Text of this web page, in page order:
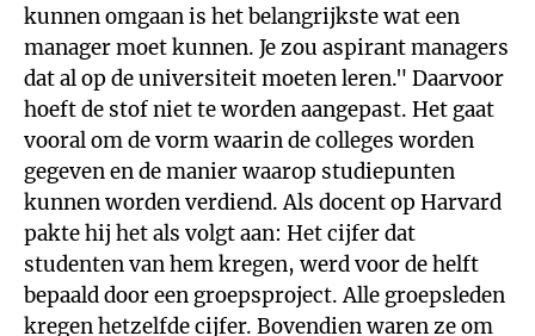
kunnen omgaan is het belangrijkste wat een
manager moet kunnen. Je zou aspirant managers
dat al op de universiteit moeten leren." Daarvoor
hoeft de stof niet te worden aangepast. Het gaat
vooral om de vorm waarin de colleges worden
gegeven en de manier waarop studiepunten
kunnen worden verdiend. Als docent op Harvard
pakte hij het als volgt aan: Het cijfer dat
studenten van hem kregen, werd voor de helft
bepaald door een groepsproject. Alle groepsleden
kregen hetzelfde cijfer. Bovendien waren ze om